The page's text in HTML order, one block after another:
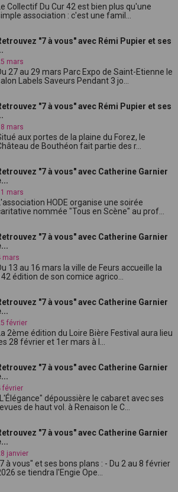
Le Collectif Du Cur 42 est bien plus qu'une
association : c'est une famil...
"7 à vous" avec Rémi Pupier et ses
mars
27 au 29 mars Parc Expo de Saint-Etienne le
Labels Saveurs Pendant 3 jo...
"7 à vous" avec Rémi Pupier et ses
mars
aux portes de la plaine du Forez, le
de Bouthéon fait partie des r...
"7 à vous" avec Catherine Garnier
mars
L'association HODE organise une soirée
nommée "Tous en Scène" au prof...
"7 à vous" avec Catherine Garnier
mars
13 au 16 mars la ville de Feurs accueille la
édition de son comice agrico...
"7 à vous" avec Catherine Garnier
février
La 2ème édition du Loire Bière Festival aura lieu
28 février et 1er mars à l...
"7 à vous" avec Catherine Garnier
février
dépoussière le cabaret avec ses
de haut vol. à Renaison le C...
"7 à vous" avec Catherine Garnier
janvier
à vous" et ses bons plans : - Du 2 au 8 février
se tiendra l'Engie Ope...